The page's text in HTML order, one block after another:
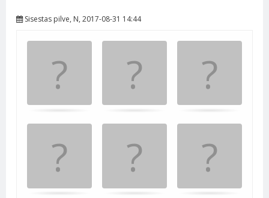
Sisestas pilve, N, 2017-08-31 14:44
paarilised.